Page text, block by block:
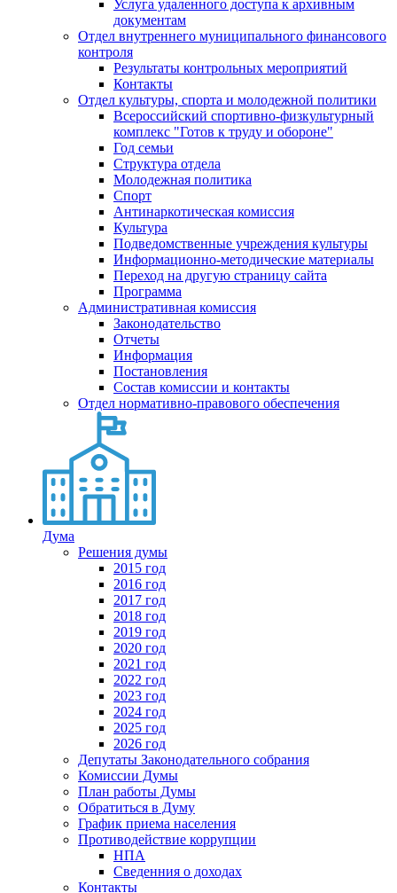
Услуга удаленного доступа к архивным
документам
Отдел внутреннего муниципального финансового
контроля
Результаты контрольных мероприятий
Контакты
Отдел культуры, спорта и молодежной политики
Всероссийский спортивно-физкультурный
комплекс "Готов к труду и обороне"
Год семьи
Структура отдела
Молодежная политика
Спорт
Антинаркотическая комиссия
Культура
Подведомственные учреждения культуры
Информационно-методические материалы
Переход на другую страницу сайта
Программа
Административная комиссия
Законодательство
Отчеты
Информация
Постановления
Состав комиссии и контакты
Отдел нормативно-правового обеспечения
Дума
Решения думы
2015 год
2016 год
2017 год
2018 год
2019 год
2020 год
2021 год
2022 год
2023 год
2024 год
2025 год
2026 год
Депутаты Законодательного собрания
Комиссии Думы
План работы Думы
Обратиться в Думу
График приема населения
Противодействие коррупции
НПА
Сведенния о доходах
Контакты